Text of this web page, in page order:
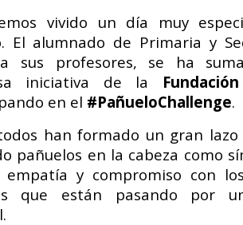
vivido un día muy
El alumnado de Primaria y
sus profesores, se ha
iniciativa de la
en el #PañueloChallenge.
han formado un gran lazo
pañuelos en la cabeza como
empatía y compromiso con
que están pasando por